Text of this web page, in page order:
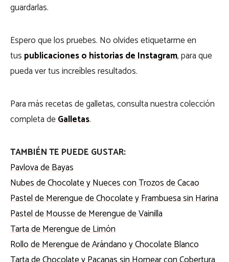
guardarlas.
Espero que los pruebes. No olvides etiquetarme en
tus publicaciones o historias de Instagram, para que
pueda ver tus increíbles resultados.
Para más recetas de galletas, consulta nuestra colección
completa deGalletas.
TAMBIÉN TE PUEDE GUSTAR:
Pavlova de Bayas
Nubes de Chocolate y Nueces con Trozos de Cacao
Pastel de Merengue de Chocolate y Frambuesa sin Harina
Pastel de Mousse de Merengue de Vainilla
Tarta de Merengue de Limón
Rollo de Merengue de Arándano y Chocolate Blanco